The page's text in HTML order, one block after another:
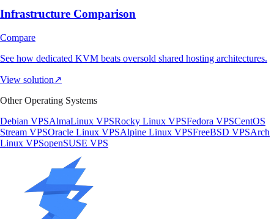
Infrastructure Comparison
Compare
See how dedicated KVM beats oversold shared hosting architectures.
View solution↗
Other Operating Systems
Debian VPSAlmaLinux VPSRocky Linux VPSFedora VPSCentOS
Stream VPSOracle Linux VPSAlpine Linux VPSFreeBSD VPSArch
Linux VPSopenSUSE VPS